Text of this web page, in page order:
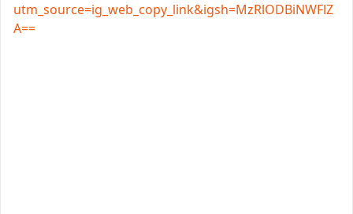
utm_source=ig_web_copy_link&igsh=MzRlODBiNWFlZ
A==